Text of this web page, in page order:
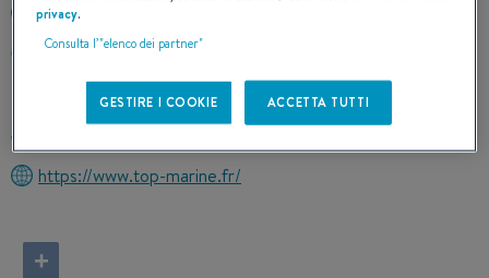
+33666283330
101 Rue Augustin Normand
76600 Le Havre
https://www.top-marine.fr/
+
privacy.
Consulta l’"elenco dei partner"
GESTIRE I COOKIE ACCETTA TUTTI